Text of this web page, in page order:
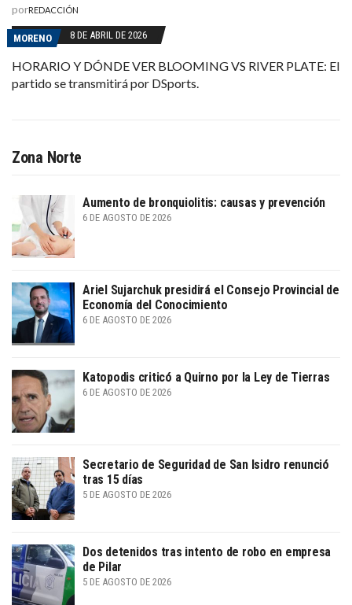
porREDACCIÓN
MORENO 8 DE ABRIL DE 2026
HORARIO Y DÓNDE VER BLOOMING VS RIVER PLATE: El
partido se transmitirá por DSports.
Zona Norte
Aumento de bronquiolitis: causas y prevención
6 DE AGOSTO DE 2026
Ariel Sujarchuk presidirá el Consejo Provincial de
Economía del Conocimiento
6 DE AGOSTO DE 2026
Katopodis criticó a Quirno por la Ley de Tierras
6 DE AGOSTO DE 2026
Secretario de Seguridad de San Isidro renunció
tras 15 días
5 DE AGOSTO DE 2026
Dos detenidos tras intento de robo en empresa
de Pilar
5 DE AGOSTO DE 2026